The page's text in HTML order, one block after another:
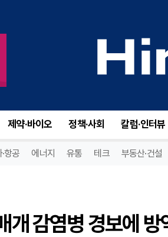
제약·바이오 정책·사회 칼럼·인터뷰
항공 에너지 유통 테크 부동산·건설
개 감염병 경보에